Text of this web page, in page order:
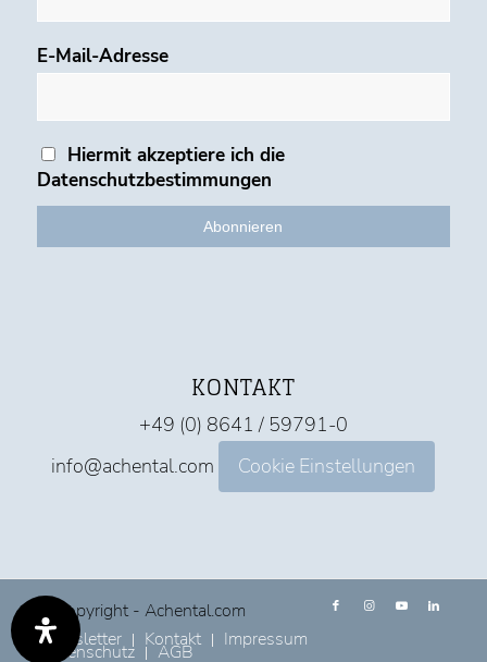
E-Mail-Adresse
Hiermit akzeptiere ich die
Datenschutzbestimmungen
KONTAKT
+49 (0) 8641 / 59791-0
info@achental.com
Cookie Einstellungen
© Copyright - Achental.com
Newsletter
Kontakt Impressum
Datenschutz AGB